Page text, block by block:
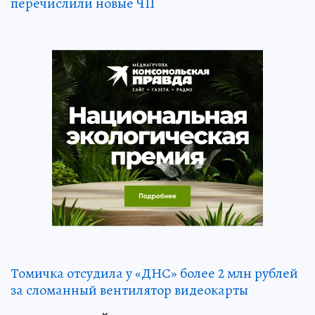
Томичка отсудила у «ДНС» более 2 млн рублей
за сломанный вентилятор видеокарты